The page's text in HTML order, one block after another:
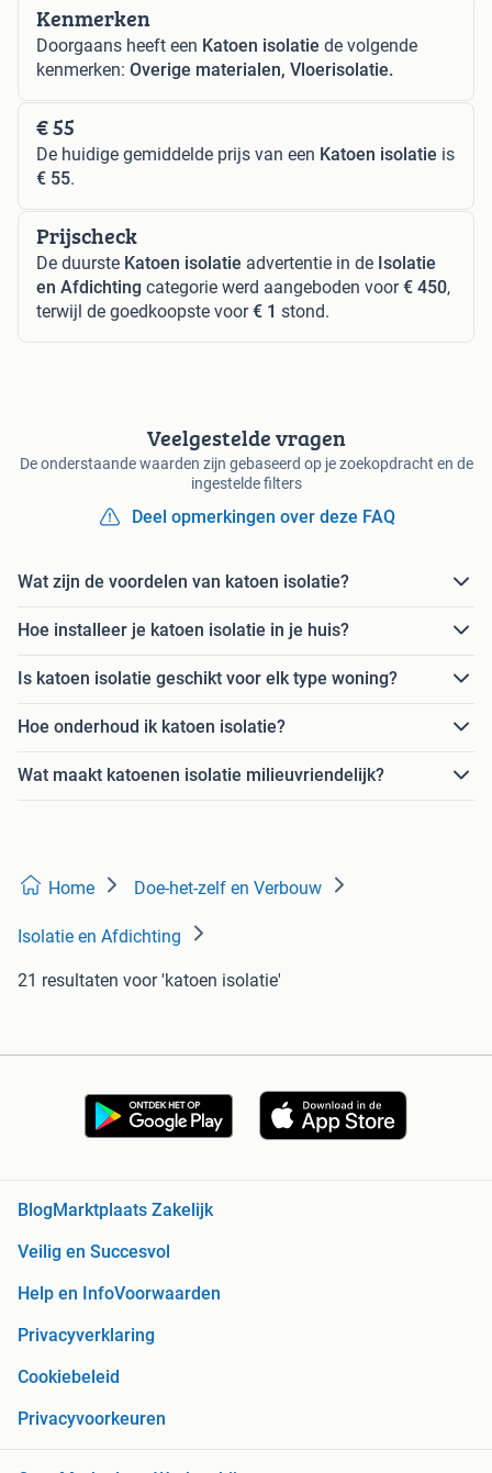
Kenmerken
Doorgaans heeft een Katoen isolatie de volgende
kenmerken: Overige materialen, Vloerisolatie.
€ 55
De huidige gemiddelde prijs van een Katoen isolatie is
€ 55.
Prijscheck
De duurste Katoen isolatie advertentie in de Isolatie
en Afdichting categorie werd aangeboden voor€ 450,
terwijl de goedkoopste voor€ 1 stond.
Veelgestelde vragen
De onderstaande waarden zijn gebaseerd op je zoekopdracht en de
ingestelde filters
Deel opmerkingen over deze FAQ
Wat zijn de voordelen van katoen isolatie?
Hoe installeer je katoen isolatie in je huis?
Is katoen isolatie geschikt voor elk type woning?
Hoe onderhoud ik katoen isolatie?
Wat maakt katoenen isolatie milieuvriendelijk?
Home Doe-het-zelf en Verbouw
Isolatie en Afdichting
21 resultaten voor 'katoen isolatie'
BlogMarktplaats Zakelijk
Veilig en Succesvol
Help en InfoVoorwaarden
Privacyverklaring
Cookiebeleid
Privacyvoorkeuren